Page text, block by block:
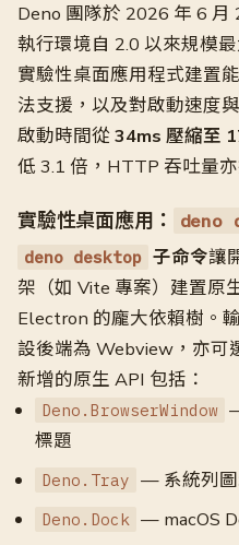
Deno 團隊於 2026 年 6 月
執行環境自 2.0 以來規模
實驗性桌面應用程式建置
法支援，以及對啟動速度
啟動時間從34ms 壓縮至
低 3.1 倍，HTTP 吞吐量
實驗性桌面應用： deno
deno desktop 子命令讓
架（如 Vite 專案）建置原
Electron 的龐大依賴樹。
設後端為 Webview，亦可
新增的原生 API 包括：
Deno.BrowserWindow
標題
Deno.Tray — 系統列
Deno.Dock — macOS